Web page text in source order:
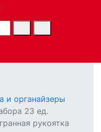
и органайзеры
23 ед.
рукоятка